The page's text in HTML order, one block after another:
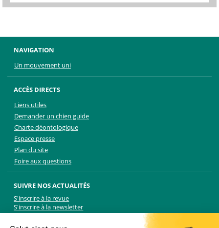
NAVIGATION
Un mouvement uni
ACCÈS DIRECTS
Liens utiles
Demander un chien guide
Charte déontologique
Espace presse
Plan du site
Foire aux questions
SUIVRE NOS ACTUALITÉS
S'inscrire à la revue
S'inscrire à la newsletter
TikTok